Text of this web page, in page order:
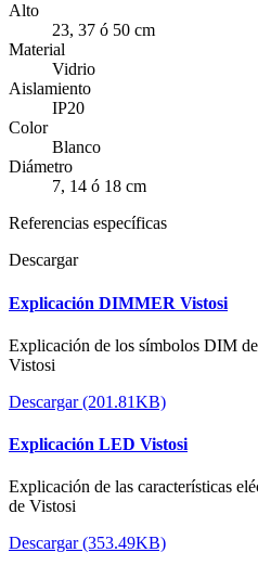
Alto
23, 37 ó 50 cm
Material
Vidrio
Aislamiento
IP20
Color
Blanco
Diámetro
7, 14 ó 18 cm
Referencias específicas
Descargar
Explicación DIMMER Vistosi
Explicación de los símbolos DIM de
Vistosi
Descargar (201.81KB)
Explicación LED Vistosi
Explicación de las características
de Vistosi
Descargar (353.49KB)